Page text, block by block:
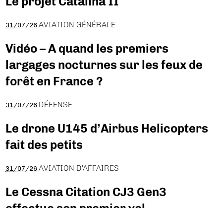
31/07/26 AVIATION GÉNÉRALE
Vidéo – A quand les premiers
largages nocturnes sur les feux de
forêt en France ?
31/07/26 DÉFENSE
Le drone U145 d’Airbus Helicopters
fait des petits
31/07/26 AVIATION D'AFFAIRES
Le Cessna Citation CJ3 Gen3